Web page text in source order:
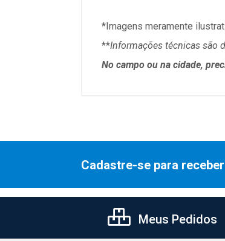
*Imagens meramente
**Informações técnicas são
No campo ou na cidade,
Cadastre-se para
Meus Pedidos